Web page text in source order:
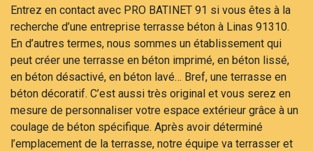
Entrez en contact avec PRO BATINET 91 si vous êtes à la
recherche d’une entreprise terrasse béton à Linas 91310.
En d’autres termes, nous sommes un établissement qui
peut créer une terrasse en béton imprimé, en béton lissé,
en béton désactivé, en béton lavé… Bref, une terrasse en
béton décoratif. C’est aussi très original et vous serez en
mesure de personnaliser votre espace extérieur grâce à un
coulage de béton spécifique. Après avoir déterminé
l’emplacement de la terrasse, notre équipe va terrasser et